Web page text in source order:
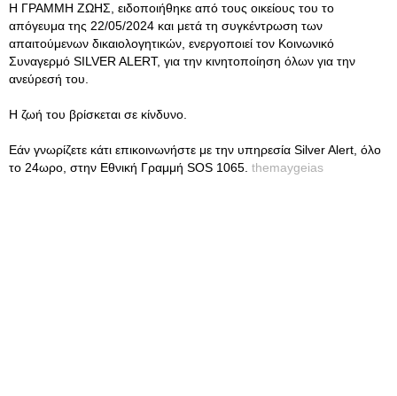
Η ΓΡΑΜΜΗ ΖΩΗΣ, ειδοποιήθηκε από τους οικείους του το
απόγευμα της 22/05/2024 και μετά τη συγκέντρωση των
απαιτούμενων δικαιολογητικών, ενεργοποιεί τον Κοινωνικό
Συναγερμό SILVER ALERT, για την κινητοποίηση όλων για την
ανεύρεσή του.
Η ζωή του βρίσκεται σε κίνδυνο.
Εάν γνωρίζετε κάτι επικοινωνήστε με την υπηρεσία Silver Alert, όλο
το 24ωρο, στην Εθνική Γραμμή SOS 1065. themaygeias